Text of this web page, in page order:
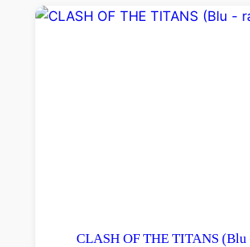
n
CLASH OF THE TITANS (Blu